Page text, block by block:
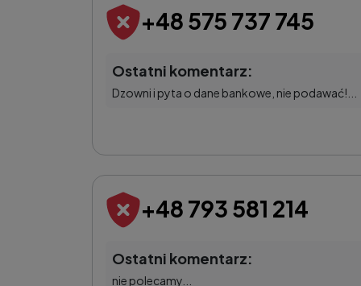
+48 575 737 745
Ostatni komentarz:
Dzowni i pyta o dane bankowe, nie podawać!...
+48 793 581 214
Ostatni komentarz:
nie polecamy...